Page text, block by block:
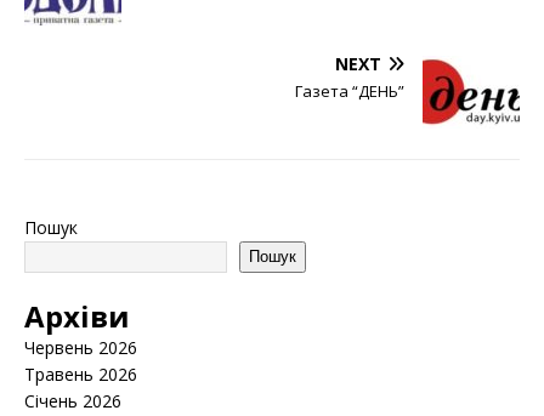
NEXT
Газета “ДЕНЬ”
Пошук
Пошук
Архіви
Червень 2026
Травень 2026
Січень 2026